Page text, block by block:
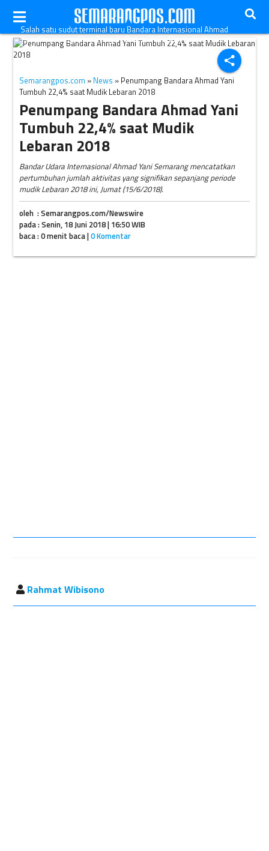
share
Salah satu sudut terminal baru Bandara Internasional Ahmad
Yani, Semarang, Jawa Tengah, Kamis (7/6)./Bisnis-Yustinus
Andry
Semarangpos.com » News » Penumpang Bandara Ahmad Yani
Tumbuh 22,4% saat Mudik Lebaran 2018
Penumpang Bandara Ahmad Yani
Tumbuh 22,4% saat Mudik
Lebaran 2018
Bandar Udara Internasional Ahmad Yani Semarang mencatatkan
pertumbuhan jumlah aktivitas yang signifikan sepanjang periode
mudik Lebaran 2018 ini, Jumat (15/6/2018).
oleh : Semarangpos.com/Newswire
pada : Senin, 18 Juni 2018 | 16:50 WIB
baca : 0 menit baca |0 Komentar
Rahmat Wibisono